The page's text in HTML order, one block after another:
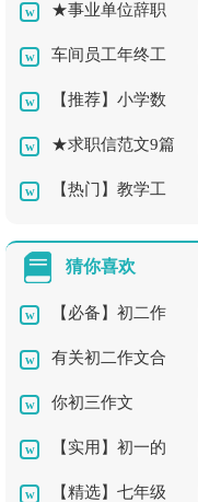
★事业单位辞职
报告10篇车间员工年终工
作总结7篇【推荐】小学数
学教学工作总结
★求职信范文9篇
【热门】教学工
猜你喜欢
【必备】初二作
文3篇有关初二作文合
集10篇你初三作文
【实用】初一的
生活作文300字汇编9
【精选】七年级